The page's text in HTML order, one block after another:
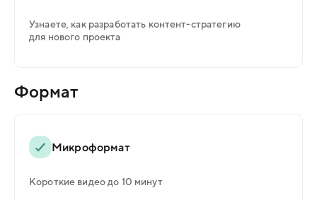
Узнаете, как разработать контент-стратегию
для нового проекта
Формат
Микроформат
Короткие видео до 10 минут